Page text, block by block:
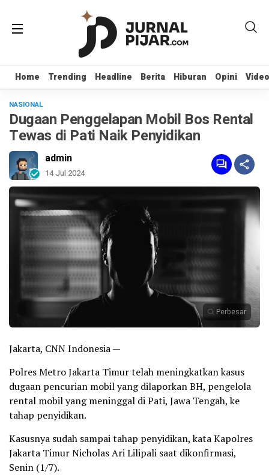
Home Trending Headline Berita Hiburan Opini Video
Home Trending Headline Berita Hiburan Opini Video
NASIONAL
Dugaan Penggelapan Mobil Bos Rental
Tewas di Pati Naik Penyidikan
admin
14 Jul 2024
Perbesar
Jakarta, CNN Indonesia —
Polres Metro Jakarta Timur telah meningkatkan kasus
dugaan pencurian mobil yang dilaporkan BH, pengelola
rental mobil yang meninggal di Pati, Jawa Tengah, ke
tahap penyidikan.
Kasusnya sudah sampai tahap penyidikan, kata Kapolres
Jakarta Timur Nicholas Ari Lilipali saat dikonfirmasi,
Senin (1/7).